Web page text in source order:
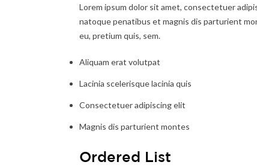
Lorem ipsum dolor sit amet, consectetuer
natoque penatibus et magnis dis parturient
eu, pretium quis, sem.
Aliquam erat volutpat
Lacinia scelerisque lacinia quis
Consectetuer adipiscing elit
Magnis dis parturient montes
Ordered List